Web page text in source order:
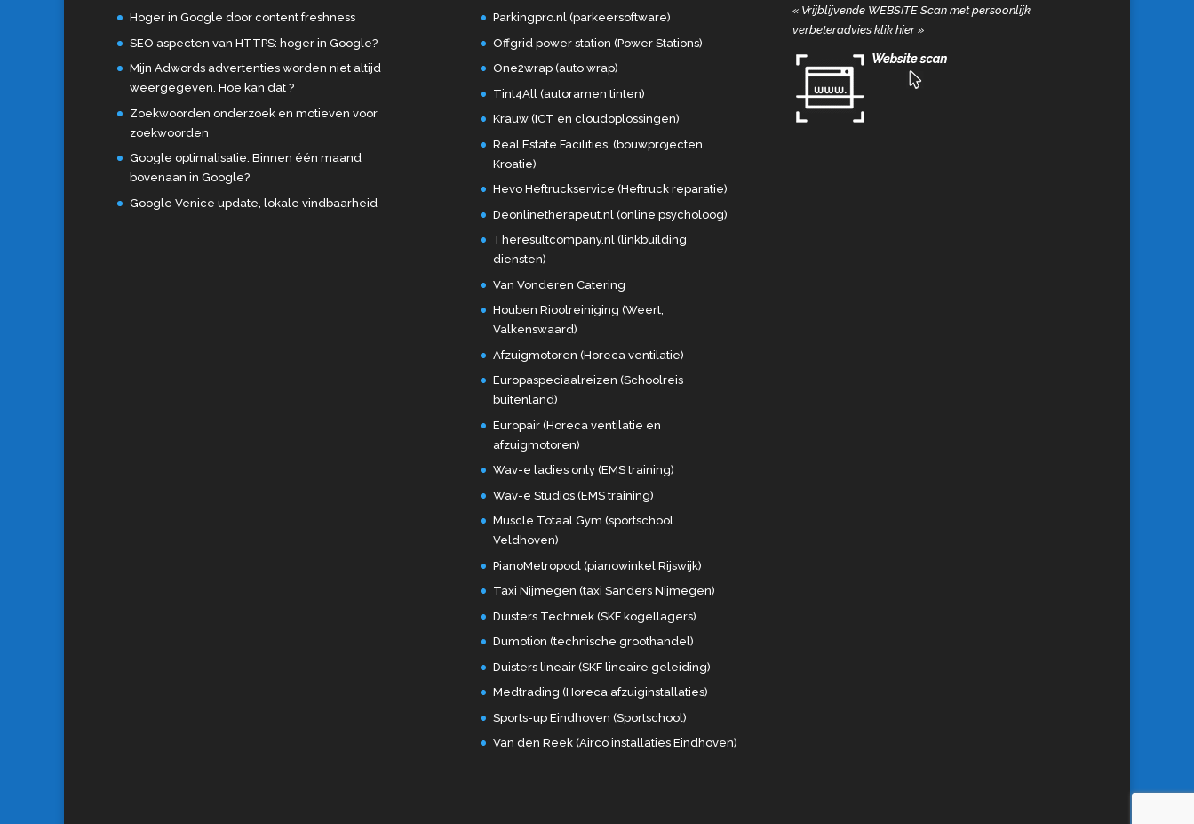
Hoger in Google door content freshness
SEO aspecten van HTTPS: hoger in Google?
Mijn Adwords advertenties worden niet altijd
weergegeven. Hoe kan dat ?
Zoekwoorden onderzoek en motieven voor
zoekwoorden
Google optimalisatie: Binnen één maand
bovenaan in Google?
Google Venice update, lokale vindbaarheid
Parkingpro.nl (parkeersoftware)
Offgrid power station (Power Stations)
One2wrap (auto wrap)
Tint4All (autoramen tinten)
Krauw (ICT en cloudoplossingen)
Real Estate Facilities (bouwprojecten
Kroatie)
Hevo Heftruckservice (Heftruck reparatie)
Deonlinetherapeut.nl (online psycholoog)
Theresultcompany.nl (linkbuilding
diensten)
Van Vonderen Catering
Houben Rioolreiniging (Weert,
Valkenswaard)
Afzuigmotoren (Horeca ventilatie)
Europaspeciaalreizen (Schoolreis
buitenland)
Europair (Horeca ventilatie en
afzuigmotoren)
Wav-e ladies only (EMS training)
Wav-e Studios (EMS training)
Muscle Totaal Gym (sportschool
Veldhoven)
PianoMetropool (pianowinkel Rijswijk)
Taxi Nijmegen (taxi Sanders Nijmegen)
Duisters Techniek (SKF kogellagers)
Dumotion (technische groothandel)
Duisters lineair (SKF lineaire geleiding)
Medtrading (Horeca afzuiginstallaties)
Sports-up Eindhoven (Sportschool)
Van den Reek (Airco installaties Eindhoven)
« Vrijblijvende WEBSITE Scan met persoonlijk
verbeteradvies klik hier»